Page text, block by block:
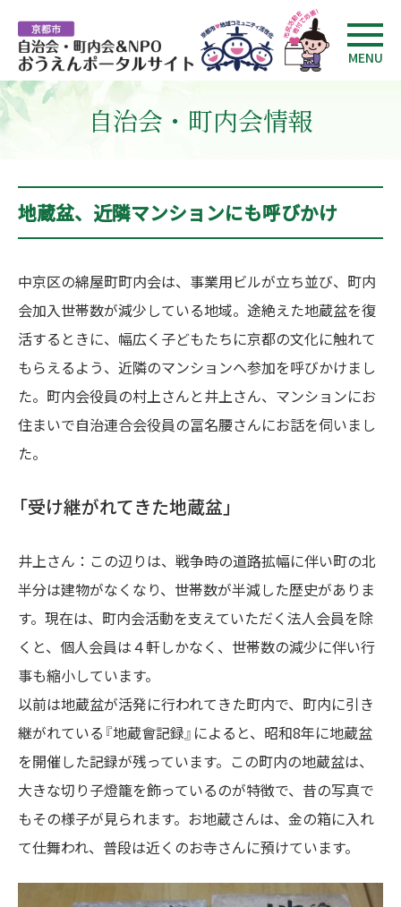
MENU
自治会・町内会情報
地蔵盆、近隣マンションにも呼びかけ
中京区の綿屋町町内会は、事業用ビルが立ち並び、町内
会加入世帯数が減少している地域。途絶えた地蔵盆を復
活するときに、幅広く子どもたちに京都の文化に触れて
もらえるよう、近隣のマンションへ参加を呼びかけまし
た。町内会役員の村上さんと井上さん、マンションにお
住まいで自治連合会役員の冨名腰さんにお話を伺いまし
た。
「受け継がれてきた地蔵盆」
井上さん：この辺りは、戦争時の道路拡幅に伴い町の北
半分は建物がなくなり、世帯数が半減した歴史がありま
す。現在は、町内会活動を支えていただく法人会員を除
くと、個人会員は４軒しかなく、世帯数の減少に伴い行
事も縮小しています。
以前は地蔵盆が活発に行われてきた町内で、町内に引き
継がれている『地蔵會記録』によると、昭和8年に地蔵盆
を開催した記録が残っています。この町内の地蔵盆は、
大きな切り子燈籠を飾っているのが特徴で、昔の写真で
もその様子が見られます。お地蔵さんは、金の箱に入れ
て仕舞われ、普段は近くのお寺さんに預けています。